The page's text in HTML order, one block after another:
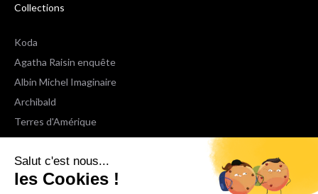
Salut c'est nous...
les Cookies !
Collections
Koda
Agatha Raisin enquête
Albin Michel Imaginaire
Archibald
Terres d'Amérique
Espaces Libres Poche
NOX
Wiz